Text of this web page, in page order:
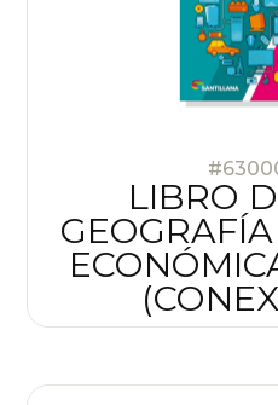
LIBRO